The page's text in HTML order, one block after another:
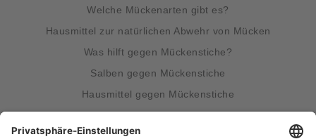
Welche Mückenarten gibt es?
Hausmittel zur natürlichen Abwehr von Mücken
Was hilft gegen Mückenstiche?
Salben gegen Mückenstiche
Hausmittel gegen Mückenstiche
Wissenswertes über Mücken
Was hilft gegen Mücken?